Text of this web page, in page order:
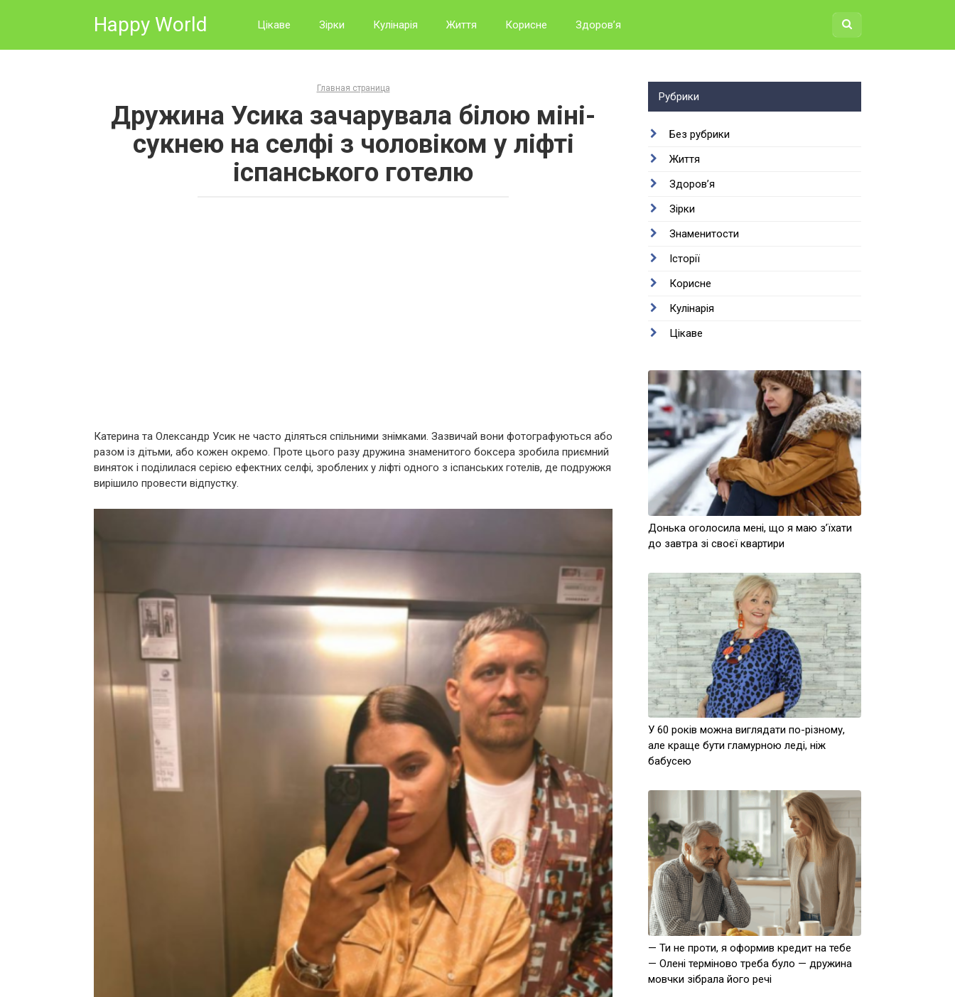
Happy World Цікаве Зірки Кулінарія Життя Корисне Здоров’я
Главная страница
Дружина Усика зачарувала білою міні-
сукнею на селфі з чоловіком у ліфті
іспанського готелю
Катерина та Олександр Усик не часто діляться спільними знімками. Зазвичай вони фотографуються або
разом із дітьми, або кожен окремо. Проте цього разу дружина знаменитого боксера зробила приємний
виняток і поділилася серією ефектних селфі, зроблених у ліфті одного з іспанських готелів, де подружжя
вирішило провести відпустку.
Рубрики
Без рубрики
Життя
Здоров’я
Зірки
Знаменитости
Історії
Корисне
Кулінарія
Цікаве
Донька оголосила мені, що я маю з’їхати
до завтра зі своєї квартири
У 60 років можна виглядати по-різному,
але краще бути гламурною леді, ніж
бабусею
— Ти не проти, я оформив кредит на тебе
— Олені терміново треба було — дружина
мовчки зібрала його речі